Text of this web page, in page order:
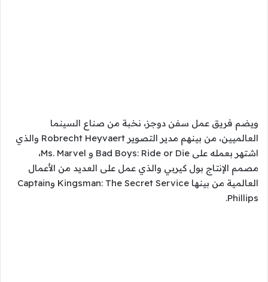
ويضم فريق عمل سفن دوجز، نخبة من صناع السينما
العالميين، من بينهم مدير التصوير Robrecht Heyvaert والذي
اشتهر بعمله على Bad Boys: Ride or Die و Ms. Marvel،
مصمم الإنتاج بول كيربي والذي عمل على العديد من الأعمال
العالمية من بينها Kingsman: The Secret Service وCaptain
Phillips.